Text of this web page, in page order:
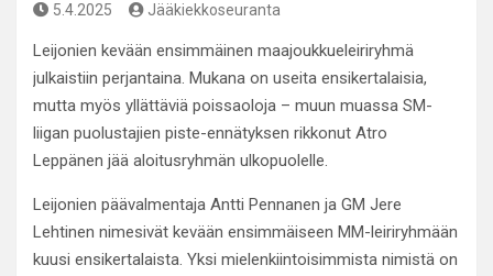
5.4.2025 Jääkiekkoseuranta
Leijonien kevään ensimmäinen maajoukkueleiriryhmä
julkaistiin perjantaina. Mukana on useita ensikertalaisia,
mutta myös yllättäviä poissaoloja – muun muassa SM-
liigan puolustajien piste-ennätyksen rikkonut Atro
Leppänen jää aloitusryhmän ulkopuolelle.
Leijonien päävalmentaja Antti Pennanen ja GM Jere
Lehtinen nimesivät kevään ensimmäiseen MM-leiriryhmään
kuusi ensikertalaista. Yksi mielenkiintoisimmista nimistä on